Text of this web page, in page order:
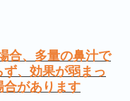
合、多量の鼻汁で
、効果が弱まっ
合があります